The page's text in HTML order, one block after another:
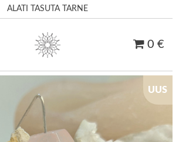
ALATI TASUTA TARNE
0 €
UUS